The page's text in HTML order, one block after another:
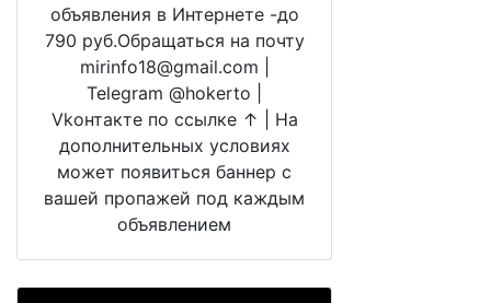
объявления в Интернете -до
790 руб.Обращаться на почту
mirinfo18@gmail.com |
Telegram @hokerto |
Vkонтакте по ссылке ↑ | На
дополнительных условиях
может появиться баннер с
вашей пропажей под каждым
объявлением